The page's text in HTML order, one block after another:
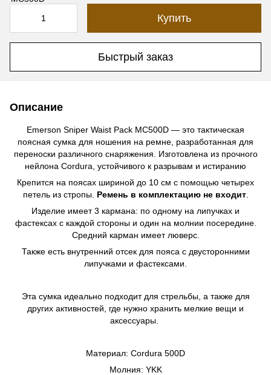
Купить
Быстрый заказ
Описание
Emerson Sniper Waist Pack MC500D — это тактическая
поясная сумка для ношения на ремне, разработанная для
переноски различного снаряжения. Изготовлена из прочного
нейлона Cordura, устойчивого к разрывам и истиранию
Крепится на поясах шириной до 10 см с помощью четырех
петель из стропы. Ремень в комплектацию не входит.
Изделие имеет 3 кармана: по одному на липучках и
фастексах с каждой стороны и один на молнии посередине.
Средний карман имеет люверс.
Также есть внутренний отсек для пояса с двусторонними
липучками и фастексами.
Эта сумка идеально подходит для стрельбы, а также для
других активностей, где нужно хранить мелкие вещи и
аксессуары.
Материал: Cordura 500D
Молния: YKK